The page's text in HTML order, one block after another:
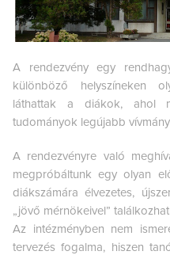
A rendezvény egy
különböző helyszíneken
láthattak a diákok, ahol
tudományok legújabb
A rendezvényre való
megpróbáltunk egy olyan
diákszámára élvezetes,
„jövő mérnökeivel”
Az intézményben nem
tervezés fogalma, hiszen